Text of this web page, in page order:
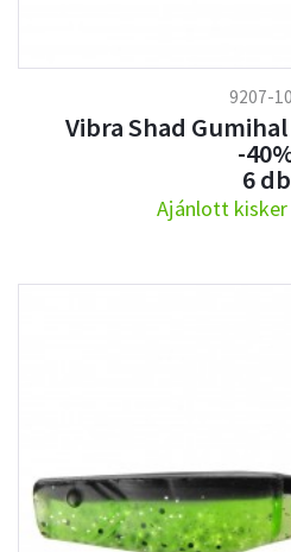
9207-
Vibra Shad
-
6 db
Ajánlott kisker